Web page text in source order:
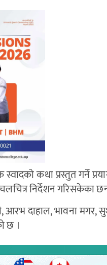
कथा प्रस्तुत गर्ने
चलचित्र निर्देशन गरिसकेका
दाहाल, भावना मगर,
छ ।